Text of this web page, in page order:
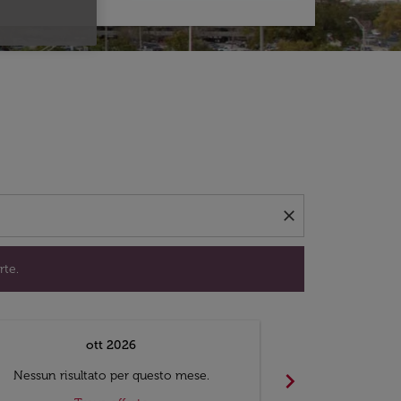
close
trovare offerte.
ott 2026
Nessun risultato per questo mese.
chevron_right